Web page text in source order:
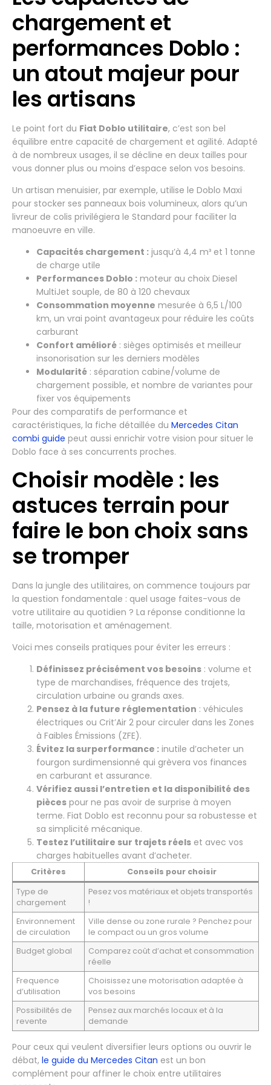
chargement et
performances Doblo :
un atout majeur pour
les artisans
Le point fort du Fiat Doblo utilitaire, c’est son bel
équilibre entre capacité de chargement et agilité. Adapté
à de nombreux usages, il se décline en deux tailles pour
vous donner plus ou moins d’espace selon vos besoins.
Un artisan menuisier, par exemple, utilise le Doblo Maxi
pour stocker ses panneaux bois volumineux, alors qu’un
livreur de colis privilégiera le Standard pour faciliter la
manoeuvre en ville.
Capacités chargement : jusqu’à 4,4 m³ et 1 tonne
de charge utile
Performances Doblo : moteur au choix Diesel
MultiJet souple, de 80 à 120 chevaux
Consommation moyenne mesurée à 6,5 L/100
km, un vrai point avantageux pour réduire les coûts
carburant
Confort amélioré : sièges optimisés et meilleur
insonorisation sur les derniers modèles
Modularité : séparation cabine/volume de
chargement possible, et nombre de variantes pour
fixer vos équipements
Pour des comparatifs de performance et
caractéristiques, la fiche détaillée du Mercedes Citan
combi guide peut aussi enrichir votre vision pour situer le
Doblo face à ses concurrents proches.
Choisir modèle : les
astuces terrain pour
faire le bon choix sans
se tromper
Dans la jungle des utilitaires, on commence toujours par
la question fondamentale : quel usage faites-vous de
votre utilitaire au quotidien ? La réponse conditionne la
taille, motorisation et aménagement.
Voici mes conseils pratiques pour éviter les erreurs :
Définissez précisément vos besoins : volume et
type de marchandises, fréquence des trajets,
circulation urbaine ou grands axes.
Pensez à la future réglementation : véhicules
électriques ou Crit’Air 2 pour circuler dans les Zones
à Faibles Émissions (ZFE).
Évitez la surperformance : inutile d’acheter un
fourgon surdimensionné qui grèvera vos finances
en carburant et assurance.
Vérifiez aussi l’entretien et la disponibilité des
pièces pour ne pas avoir de surprise à moyen
terme. Fiat Doblo est reconnu pour sa robustesse et
sa simplicité mécanique.
Testez l’utilitaire sur trajets réels et avec vos
charges habituelles avant d’acheter.
Critères
Conseils pour choisir
Type de
chargement
Pesez vos matériaux et objets transportés
!
Environnement
de circulation
Ville dense ou zone rurale ? Penchez pour
le compact ou un gros volume
Budget global
Comparez coût d’achat et consommation
réelle
Frequence
d’utilisation
Choisissez une motorisation adaptée à
vos besoins
Possibilités de
revente
Pensez aux marchés locaux et à la
demande
Pour ceux qui veulent diversifier leurs options ou ouvrir le
débat, le guide du Mercedes Citan est un bon
complément pour affiner le choix entre utilitaires